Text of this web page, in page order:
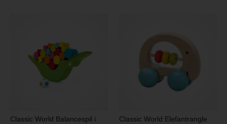
Classic World Balancespil i
Classic World Elefantrangle